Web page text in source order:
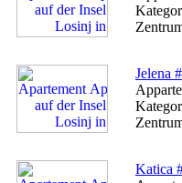
Jelena
Katica